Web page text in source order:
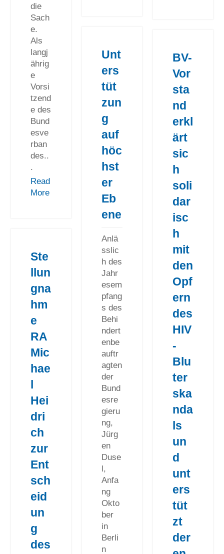
die
Sach
e.
Als
langj
ährig
e
Vorsi
tzend
e des
Bund
esve
rban
des..
.
Read
More
Unt
ers
tüt
zun
g
auf
höc
hst
er
Eb
ene
Anlä
sslic
h des
Jahr
esem
pfang
s des
Behi
ndert
enbe
auftr
agten
der
Bund
esre
gieru
ng,
Jürg
en
Duse
l,
Anfa
ng
Okto
ber
in
Berli
n
BV-
Vor
sta
nd
erkl
ärt
sic
h
soli
dar
isc
h
mit
den
Opf
ern
des
HIV
-
Blu
ter
ska
nda
ls
un
d
unt
ers
tüt
zt
der
Ste
llun
gna
hm
e
RA
Mic
hae
l
Hei
dri
ch
zur
Ent
sch
eid
un
g
des